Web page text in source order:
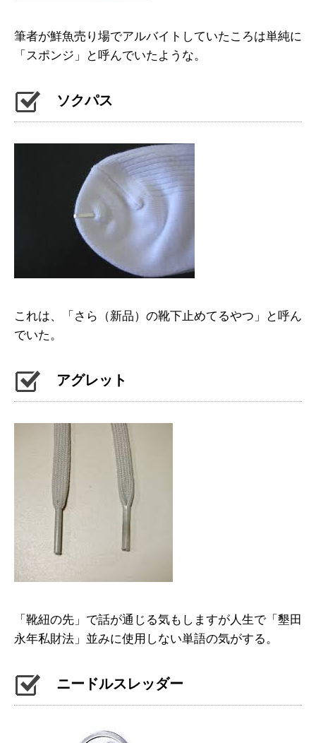
筆者が鮮魚売り場でアルバイトしていたころは単純に
「スポンジ」と呼んでいたような。
ソクパス
これは、「さら（新品）の靴下止めてるやつ」と呼ん
でいた。
アグレット
「靴紐の先」で話が通じる気もしますが人生で「墾田
永年私財法」並みに使用しない単語の気がする。
ニードルスレッダー